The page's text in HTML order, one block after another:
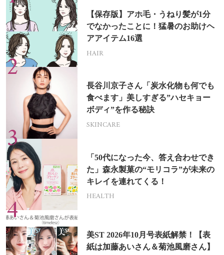
【保存版】アホ毛・うねり髪が1分
でなかったことに！猛暑のお助けヘ
アアイテム16選
HAIR
長谷川京子さん「炭水化物も何でも
食べます」美しすぎる”ハセキョー
ボディ”を作る秘訣
SKINCARE
「50代になった今、答え合わせでき
た」森永製菓の“モリコラ”が未来の
キレイを連れてくる！
HEALTH
美ST 2026年10月号表紙解禁！【表
紙は加藤あいさん＆菊池風磨さん】